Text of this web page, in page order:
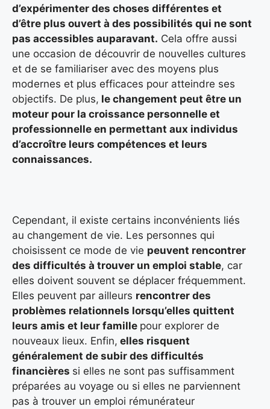
d’expérimenter des choses différentes et
d’être plus ouvert à des possibilités qui ne sont
pas accessibles auparavant. Cela offre aussi
une occasion de découvrir de nouvelles cultures
et de se familiariser avec des moyens plus
modernes et plus efficaces pour atteindre ses
objectifs. De plus, le changement peut être un
moteur pour la croissance personnelle et
professionnelle en permettant aux individus
d’accroître leurs compétences et leurs
connaissances.
Cependant, il existe certains inconvénients liés
au changement de vie. Les personnes qui
choisissent ce mode de vie peuvent rencontrer
des difficultés à trouver un emploi stable, car
elles doivent souvent se déplacer fréquemment.
Elles peuvent par ailleurs rencontrer des
problèmes relationnels lorsqu’elles quittent
leurs amis et leur famille pour explorer de
nouveaux lieux. Enfin, elles risquent
généralement de subir des difficultés
financières si elles ne sont pas suffisamment
préparées au voyage ou si elles ne parviennent
pas à trouver un emploi rémunérateur